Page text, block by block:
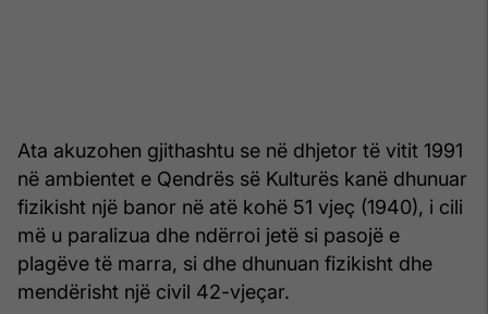
Ata akuzohen gjithashtu se në dhjetor të vitit 1991
në ambientet e Qendrës së Kulturës kanë dhunuar
fizikisht një banor në atë kohë 51 vjeç (1940), i cili
më u paralizua dhe ndërroi jetë si pasojë e
plagëve të marra, si dhe dhunuan fizikisht dhe
mendërisht një civil 42-vjeçar.